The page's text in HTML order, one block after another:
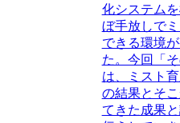
化システム
ぼ手放しで
できる環境
た。今回「
は、ミスト
の結果とそこ
てきた成果